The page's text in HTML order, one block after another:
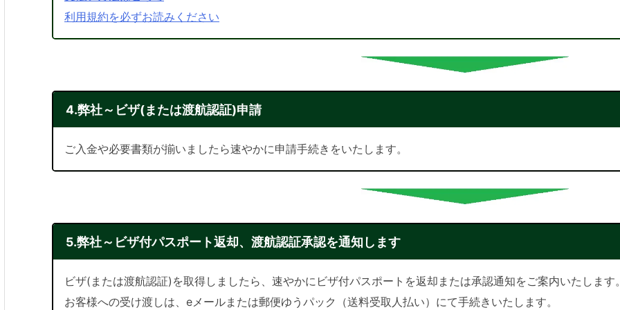
利用規約を必ずお読みください
4.弊社～ビザ(または渡航認証)申請
ご入金や必要書類が揃いましたら速やかに申請手続きをいたします。
5.弊社～ビザ付パスポート返却、渡航認証承認を通知します
ビザ(または渡航認証)を取得しましたら、速やかにビザ付パスポートを返却または承認通知をご案内いたします
お客様への受け渡しは、eメールまたは郵便ゆうパック（送料受取人払い）にて手続きいたします。